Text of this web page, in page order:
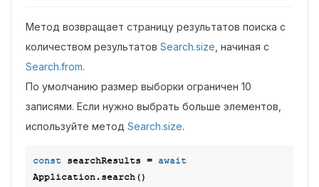
Метод возвращает страницу результатов поиска с
количеством результатов Search.size , начиная с
Search.from.
По умолчанию размер выборки ограничен 10
записями. Если нужно выбрать больше элементов,
используйте метод Search.size.
const searchResults = await
Application.search()